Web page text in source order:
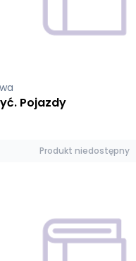
Pojazdy
Produkt niedostępny